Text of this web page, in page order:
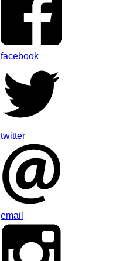
facebook
twitter
email